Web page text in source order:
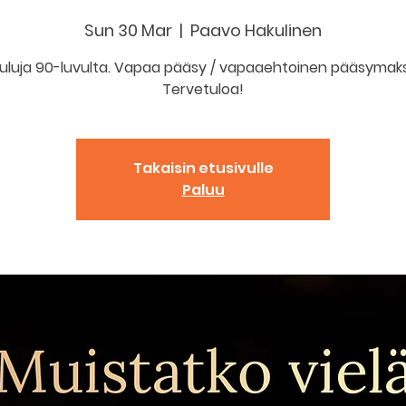
Sun 30 Mar
  |
Paavo Hakulinen
90-luvulta. Vapaa pääsy / vapaaehtoinen
Tervetuloa!
Takaisin etusivulle
Paluu